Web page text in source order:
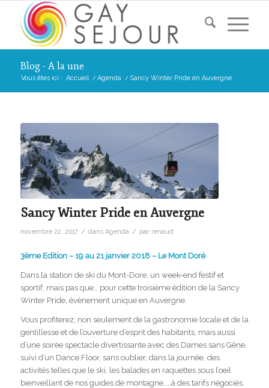
Blog - A la une
Vous êtes ici : Accueil / Agenda / Sancy Winter Pride en Auvergne
Sancy Winter Pride en Auvergne
novembre 22, 2017 / dans Agenda / par renaud
3ème Edition – 19 au 21 janvier 2018 – Le Mont Doré
Dans la station de ski du Mont-Dore, un week-end festif et
sportif, mais pas que… pour cette troisième édition de la Sancy
Winter Pride, évènement unique en Auvergne.
Vous profiterez, non seulement de la gastronomie locale et de la
gentillesse et de l’ouverture d’esprit des habitants, mais aussi
d’une soirée spectacle divertissante avec des Dames sans Gêne,
suivi d’un Dance Floor, sans oublier, dans la journée, des
activités telles que le ski, les balades en raquettes sous l’oeil
bienveillant de nos guides de montagne…..à des tarifs négociés.